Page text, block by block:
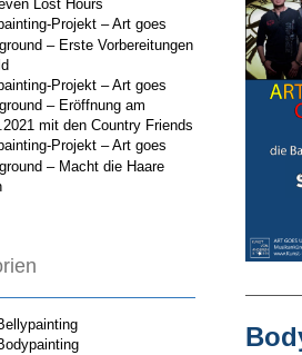
Lost Hours
Projekt – Art goes
– Erste Vorbereitungen
Projekt – Art goes
– Eröffnung am
mit den Country Friends
Projekt – Art goes
– Macht die Haare